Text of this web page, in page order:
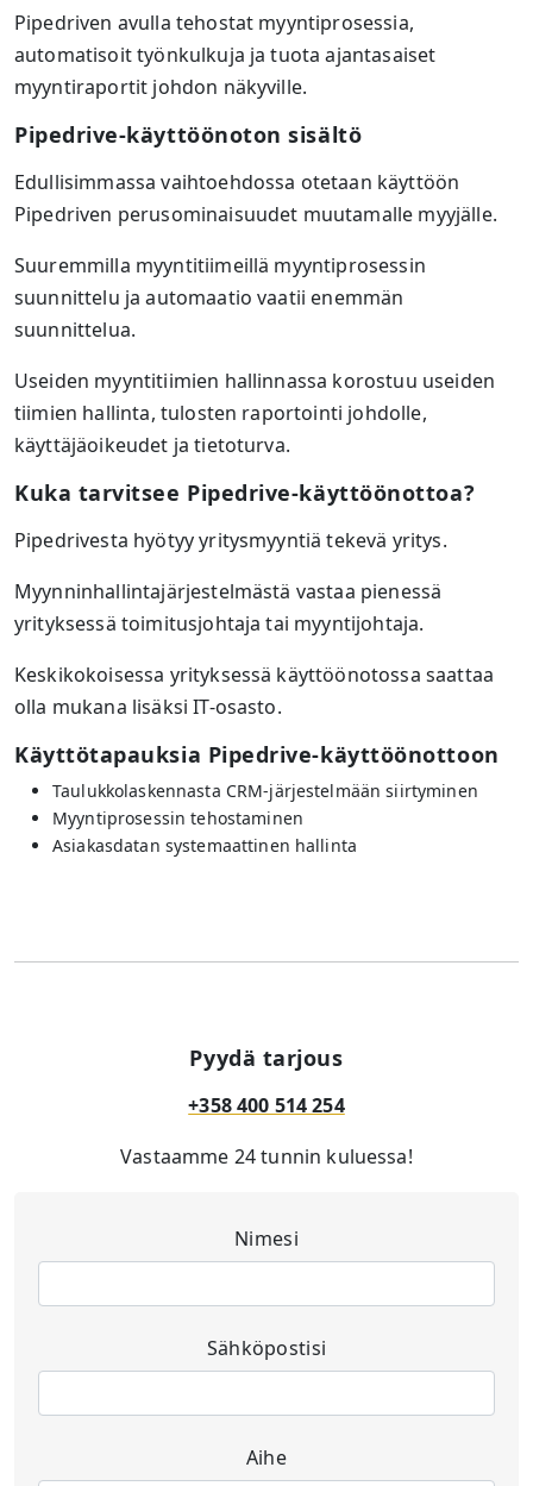
Pipedriven avulla tehostat myyntiprosessia,
automatisoit työnkulkuja ja tuota ajantasaiset
myyntiraportit johdon näkyville.
Pipedrive-käyttöönoton sisältö
Edullisimmassa vaihtoehdossa otetaan käyttöön
Pipedriven perusominaisuudet muutamalle myyjälle.
Suuremmilla myyntitiimeillä myyntiprosessin
suunnittelu ja automaatio vaatii enemmän
suunnittelua.
Useiden myyntitiimien hallinnassa korostuu useiden
tiimien hallinta, tulosten raportointi johdolle,
käyttäjäoikeudet ja tietoturva.
Kuka tarvitsee Pipedrive-käyttöönottoa?
Pipedrivesta hyötyy yritysmyyntiä tekevä yritys.
Myynninhallintajärjestelmästä vastaa pienessä
yrityksessä toimitusjohtaja tai myyntijohtaja.
Keskikokoisessa yrityksessä käyttöönotossa saattaa
olla mukana lisäksi IT-osasto.
Käyttötapauksia Pipedrive-käyttöönottoon
Taulukkolaskennasta CRM-järjestelmään siirtyminen
Myyntiprosessin tehostaminen
Asiakasdatan systemaattinen hallinta
Pyydä tarjous
+358 400 514 254
Vastaamme 24 tunnin kuluessa!
Nimesi
Sähköpostisi
Aihe